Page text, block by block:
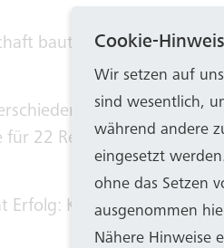
baut als eine ihrer
Tages- und
22 Reichsmark zwei
Erfolg: Kurz vor Ausbruch
Cookie-Hinweis
Wir setzen auf
sind wesentlich,
während andere
eingesetzt
ohne das Setzen
ausgenommen
Nähere Hinweise